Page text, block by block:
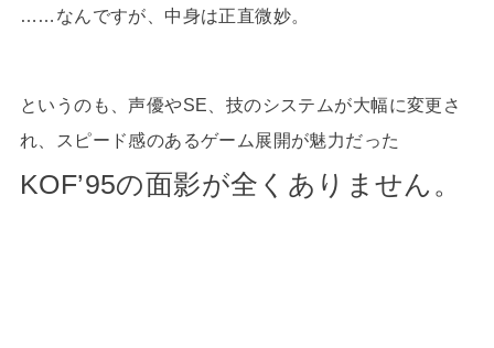
……なんですが、中身は正直微妙。
というのも、声優やSE、技のシステムが大幅に変更さ
れ、スピード感のあるゲーム展開が魅力だった
KOF’95の面影が全くありません。